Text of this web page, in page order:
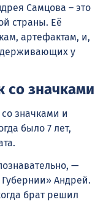
Самцова – это
страны. Её
артефактам, и,
у
значками
значками и
было 7 лет,
—
Андрей.
брат решил